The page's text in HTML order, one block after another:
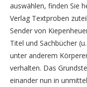
auswählen, finden Sie
Verlag Textproben
Sender von
Titel und Sachbücher
unter anderem
verhalten. Das
einander nun in